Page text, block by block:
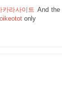
카라사이트 And the
only